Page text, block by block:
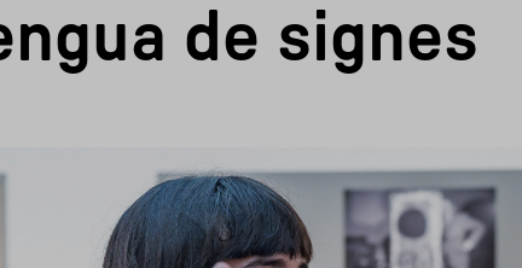
de signes